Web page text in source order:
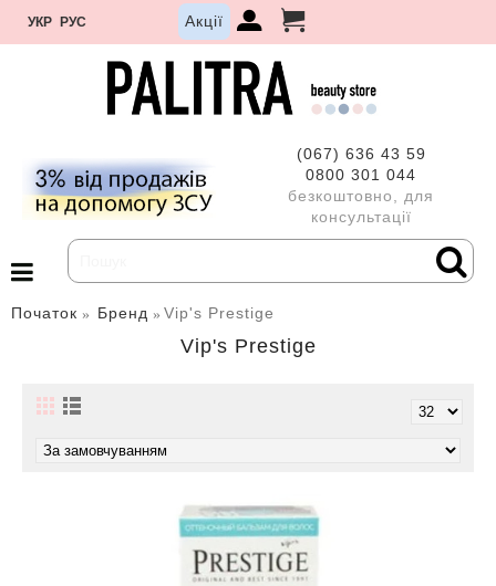
УКР РУС Акції
(067) 636 43 59
0800 301 044
безкоштовно, для
консультації
Початок Бренд Vip's Prestige
Vip's Prestige